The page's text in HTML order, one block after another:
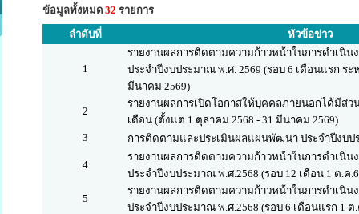
ข้อมูลทั้งหมด 32 รายการ
ลำดับที่
หัวข้อข่าว
1
รายงานผลการติดตามความก้าวหน้าในการดำเนิน
ประจำปีงบประมาณ พ.ศ. 2569 (รอบ 6 เดือนแรก ระ
มีนาคม 2569)
2
รายงานผลการเปิดโอกาสให้บุคคลภายนอกได้มีส่ว
เดือน (ตั้งแต่ 1 ตุลาคม 2568 - 31 มีนาคม 2569)
3
การติดตามและประเมินผลแผนพัฒนา ประจำปีงบป
4
รายงานผลการติดตามความก้าวหน้าในการดำเนิน
ประจำปีงบประมาณ พ.ศ.2568 (รอบ 12 เดือน 1 ต.ค
5
รายงานผลการติดตามความก้าวหน้าในการดำเนิน
ประจำปีงบประมาณ พ.ศ.2568 (รอบ 6 เดือนแรก 1 ต.